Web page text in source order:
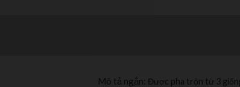
Mô tả ngắn: Được pha trộn từ 3